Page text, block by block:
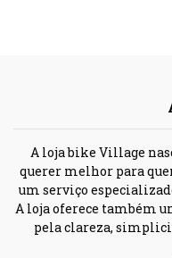
A loja bike Village
querer melhor para
um serviço
A loja oferece também
pela clareza,